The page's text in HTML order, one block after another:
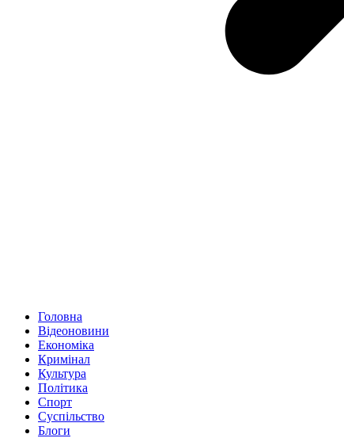
Головна
Відеоновини
Економіка
Кримінал
Культура
Політика
Спорт
Суспільство
Блоги